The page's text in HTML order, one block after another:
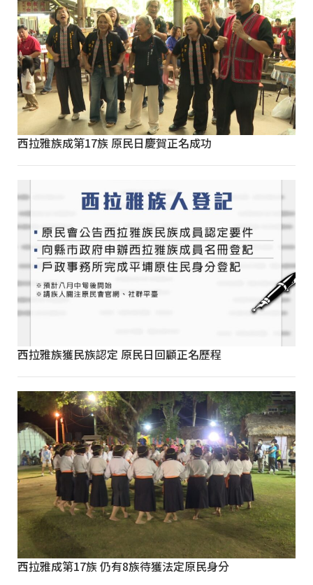
西拉雅族成第17族 原民日慶賀正名成功
西拉雅族獲民族認定 原民日回顧正名歷程
西拉雅成第17族 仍有8族待獲法定原民身分